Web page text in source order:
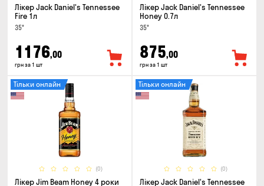
Лікер Jack Daniel's Tennessee
Fire 1л
35°
1176,00
грн за 1 шт
Лікер Jack Daniel's Tennessee
Honey 0.7л
35°
875,00
грн за 1 шт
(0)
Тільки онлайн
Лікер Jim Beam Honey 4 роки
(0)
Тільки онлайн
Лікер Jack Daniel's Tennessee